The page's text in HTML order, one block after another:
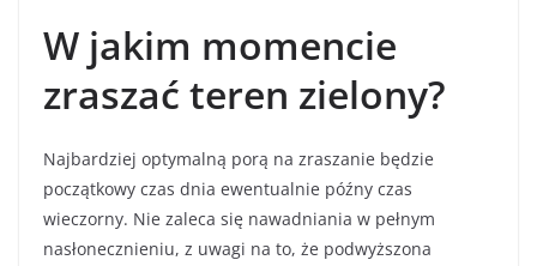
W jakim momencie
zraszać teren zielony?
Najbardziej optymalną porą na zraszanie będzie
początkowy czas dnia ewentualnie późny czas
wieczorny. Nie zaleca się nawadniania w pełnym
nasłonecznieniu, z uwagi na to, że podwyższona